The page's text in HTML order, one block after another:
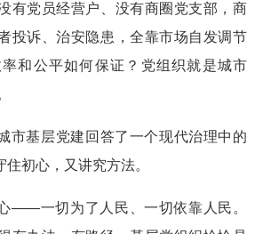
有党员经营户、没有商圈党支部，商
投诉、治安隐患，全靠市场自发调节
和公平如何保证？党组织就是城市
市基层党建回答了一个现代治理中的
初心，又讲究方法。
——一切为了人民、一切依靠人民。